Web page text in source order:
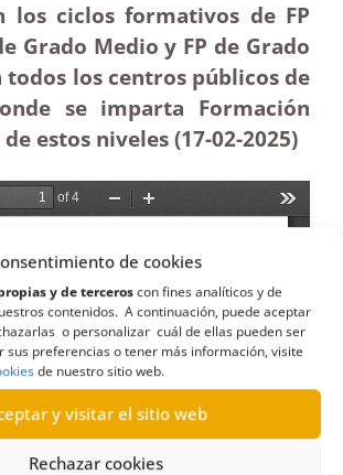
de cookies
y de terceroscon fines analíticos y de
contenidos. A continuación, puede aceptar
o personalizar cuál de ellas pueden ser
sus preferencias o tener más información, visite
de nuestro sitio web.
y visitar el sitio web
Rechazar cookies
los ciclos formativos de FP
Grado Medio y FP de Grado
todos los centros públicos de
se imparta Formación
estos niveles (17-02-2025)